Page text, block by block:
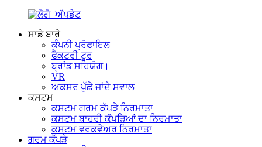
ਸਾਡੇ ਬਾਰੇ
ਕੰਪਨੀ ਪ੍ਰੋਫਾਇਲ
ਫੈਕਟਰੀ ਟੂਰ
ਬ੍ਰਾਂਡ ਸਹਿਯੋਗ।
VR
ਅਕਸਰ ਪੁੱਛੇ ਜਾਂਦੇ ਸਵਾਲ
ਕਸਟਮ
ਕਸਟਮ ਗਰਮ ਕੱਪੜੇ ਨਿਰਮਾਤਾ
ਕਸਟਮ ਬਾਹਰੀ ਕੱਪੜਿਆਂ ਦਾ ਨਿਰਮਾਤਾ
ਕਸਟਮ ਵਰਕਵੇਅਰ ਨਿਰਮਾਤਾ
ਗਰਮ ਕੱਪੜੇ